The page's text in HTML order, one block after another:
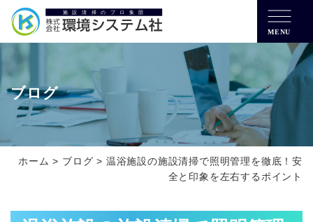
MENU
ブログ
ホーム > ブログ > 温浴施設の施設清掃で照明管理を徹底！安
全と印象を左右するポイント